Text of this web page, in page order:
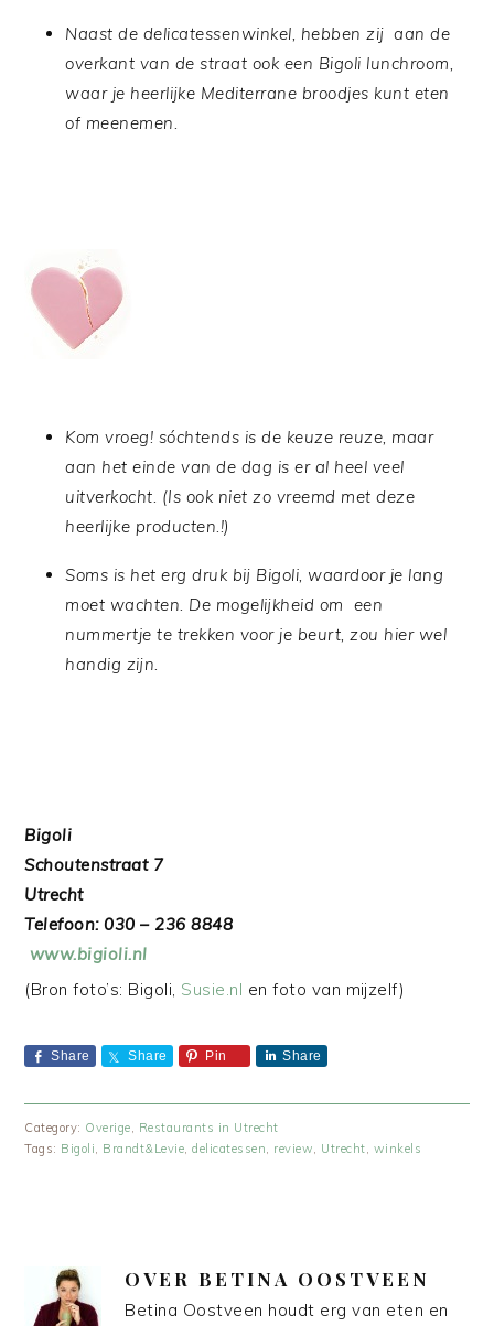
Naast de delicatessenwinkel, hebben zij aan de
overkant van de straat ook een Bigoli lunchroom,
waar je heerlijke Mediterrane broodjes kunt eten
of meenemen.
Kom vroeg! sóchtends is de keuze reuze, maar
aan het einde van de dag is er al heel veel
uitverkocht. (Is ook niet zo vreemd met deze
heerlijke producten.!)
Soms is het erg druk bij Bigoli, waardoor je lang
moet wachten. De mogelijkheid om een
nummertje te trekken voor je beurt, zou hier wel
handig zijn.
Bigoli
Schoutenstraat 7
Utrecht
Telefoon: 030 – 236 8848
www.bigioli.nl
(Bron foto’s: Bigoli, Susie.nl en foto van mijzelf)
Share Share Pin Share
Category: Overige, Restaurants in Utrecht
Tags: Bigoli, Brandt&Levie,delicatessen, review, Utrecht, winkels
OVERBETINA OOSTVEEN
Betina Oostveen houdt erg van eten en